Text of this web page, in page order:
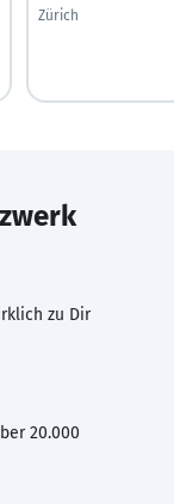
Zürich
zu Dir
20.000